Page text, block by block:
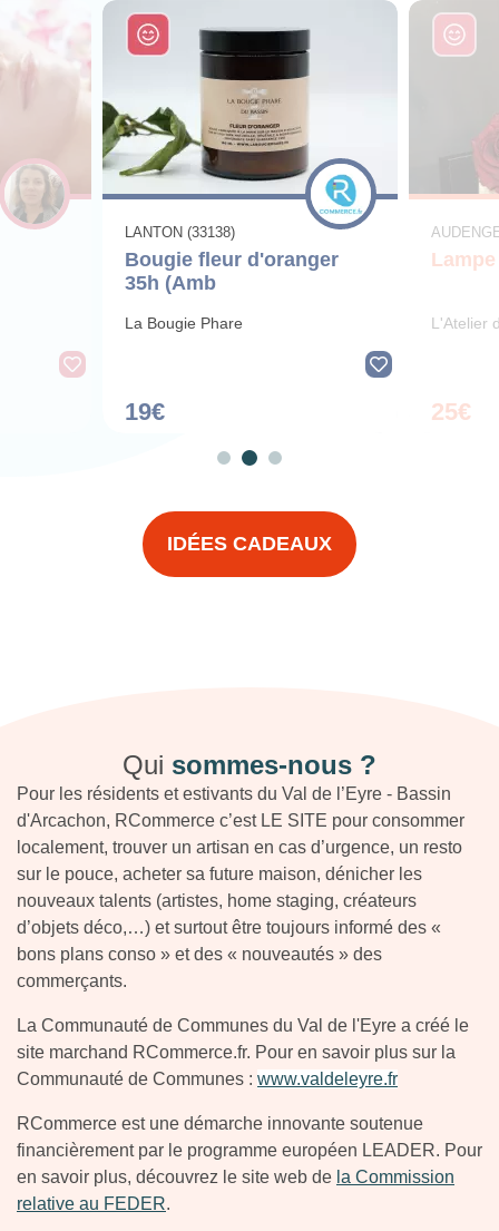
LANTON (33138)
Bougie fleur d'oranger
35h (Amb
La Bougie Phare
19€
L'Atelier
25€
IDÉES CADEAUX
Qui sommes-nous ?
Pour les résidents et estivants du Val de l’Eyre - Bassin
d'Arcachon, RCommerce​ c’est LE SITE pour consommer
localement, trouver un artisan en cas d’urgence, un resto
sur le pouce, acheter sa future maison, dénicher les
nouveaux talents (artistes, home staging, créateurs
d’objets déco,…) et surtout être toujours informé des «
bons plans conso » et des « nouveautés » des
commerçants.
La Communauté de Communes du Val de l'Eyre a créé le
site marchand RCommerce.fr. Pour en savoir plus sur la
Communauté de Communes : www.valdeleyre.fr
RCommerce est une démarche innovante soutenue
financièrement par le programme européen LEADER. Pour
en savoir plus, découvrez le site web de la Commission
relative au FEDER.